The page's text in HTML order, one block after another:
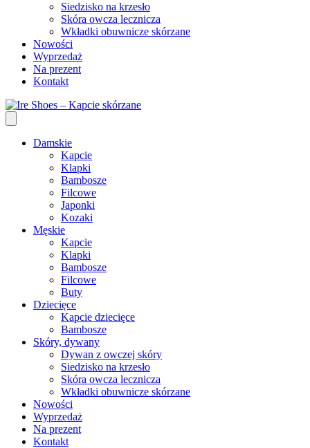
Siedzisko na krzesło
Skóra owcza lecznicza
Wkładki obuwnicze skórzane
Nowości
Wyprzedaż
Na prezent
Kontakt
Damskie
Kapcie
Klapki
Bambosze
Filcowe
Japonki
Kozaki
Męskie
Kapcie
Klapki
Bambosze
Filcowe
Buty
Dziecięce
Kapcie dziecięce
Bambosze
Skóry, dywany
Dywan z owczej skóry
Siedzisko na krzesło
Skóra owcza lecznicza
Wkładki obuwnicze skórzane
Nowości
Wyprzedaż
Na prezent
Kontakt